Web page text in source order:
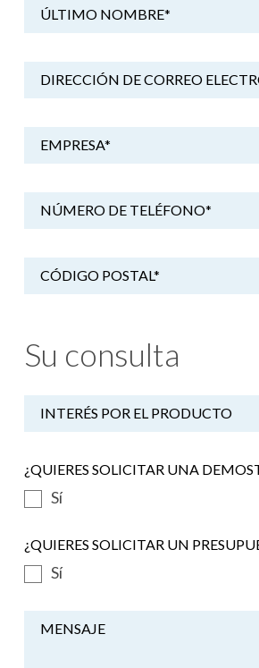
ÚLTIMO NOMBRE*
DIRECCIÓN DE CORREO
EMPRESA*
NÚMERO DE TELÉFONO*
CÓDIGO POSTAL*
Su consulta
INTERÉS POR EL PRODUCTO
¿QUIERES SOLICITAR UNA
Sí
¿QUIERES SOLICITAR UN
Sí
MENSAJE